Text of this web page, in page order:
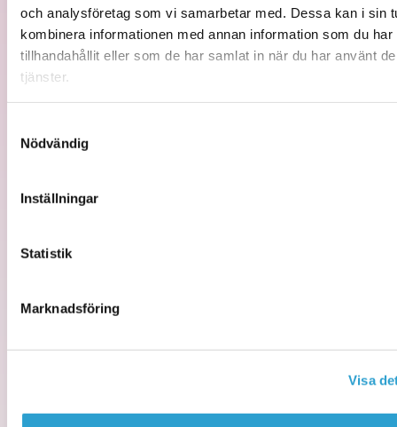
och analysföretag som vi samarbetar med. Dessa kan i sin
kombinera informationen med annan information som du har
tillhandahållit eller som de har samlat in när du har använt
tjänster.
Nödvändig
Inställningar
Statistik
Marknadsföring
Visa
Djungelvrålklubban